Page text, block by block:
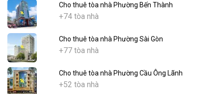
Cho thuê tòa nhà Phường Bến Thành
+74 tòa nhà
Cho thuê tòa nhà Phường Sài Gòn
+77 tòa nhà
Cho thuê tòa nhà Phường Cầu Ông Lãnh
+52 tòa nhà